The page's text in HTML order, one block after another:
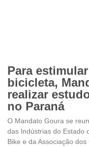
Para
bicicleta,
realizar
no Paraná
O Mandato Goura se
das Indústrias do Estado
Bike e da Associação